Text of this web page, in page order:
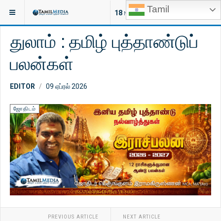
Tamil
18 NEW ARTICLES
இருக்குமிடம்: ஆன்மீகம்
துலாம் : தமிழ் புத்தாண்டுப்
பலன்கள்
EDITOR 09 ஏப்ரல் 2026
ஜோதிடம்
PREVIOUS ARTICLE NEXT ARTICLE